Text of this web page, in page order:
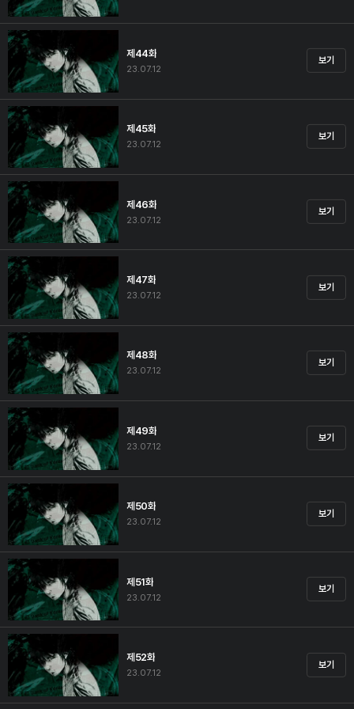
제44화
23.07.12
보기
제45화
23.07.12
보기
제46화
23.07.12
보기
제47화
23.07.12
보기
제48화
23.07.12
보기
제49화
23.07.12
보기
제50화
23.07.12
보기
제51화
23.07.12
보기
제52화
23.07.12
보기